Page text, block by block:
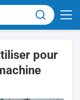
pour